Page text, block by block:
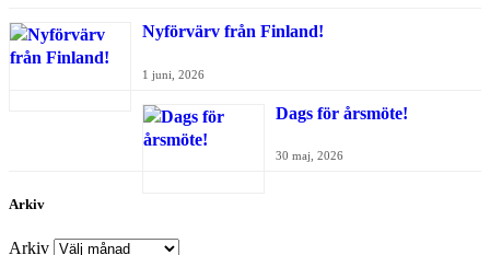
Nyförvärv från Finland!
1 juni, 2026
Dags för årsmöte!
30 maj, 2026
Arkiv
Arkiv